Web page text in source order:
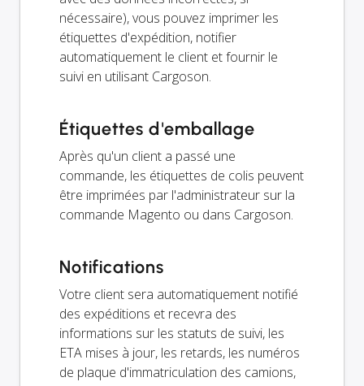
nécessaire), vous pouvez imprimer les
étiquettes d'expédition, notifier
automatiquement le client et fournir le
suivi en utilisant Cargoson.
Étiquettes d'emballage
Après qu'un client a passé une
commande, les étiquettes de colis peuvent
être imprimées par l'administrateur sur la
commande Magento ou dans Cargoson.
Notifications
Votre client sera automatiquement notifié
des expéditions et recevra des
informations sur les statuts de suivi, les
ETA mises à jour, les retards, les numéros
de plaque d'immatriculation des camions,